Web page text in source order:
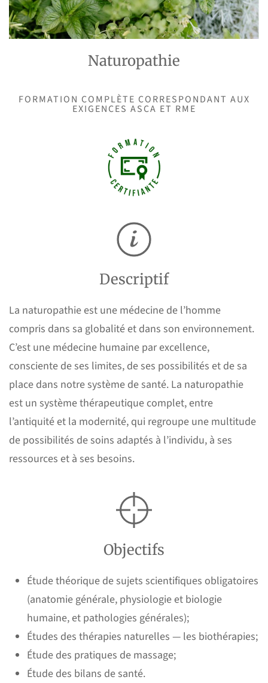
Naturopathie
FORMATION COMPLÈTE CORRESPONDANT AUX
EXIGENCES ASCA ET RME
Descriptif
La naturopathie est une médecine de l’homme
compris dans sa globalité et dans son environnement.
C’est une médecine humaine par excellence,
consciente de ses limites, de ses possibilités et de sa
place dans notre système de santé. La naturopathie
est un système thérapeutique complet, entre
l’antiquité et la modernité, qui regroupe une multitude
de possibilités de soins adaptés à l’individu, à ses
ressources et à ses besoins.
Objectifs
Étude théorique de sujets scientifiques obligatoires
(anatomie générale, physiologie et biologie
humaine, et pathologies générales);
Études des thérapies naturelles — les biothérapies;
Étude des pratiques de massage;
Étude des bilans de santé.